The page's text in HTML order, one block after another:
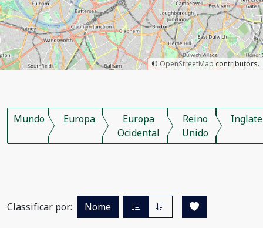
© OpenStreetMapcontributors.
Mundo Europa
Europa
Ocidental
Reino
Unido
Classificar por: Nome